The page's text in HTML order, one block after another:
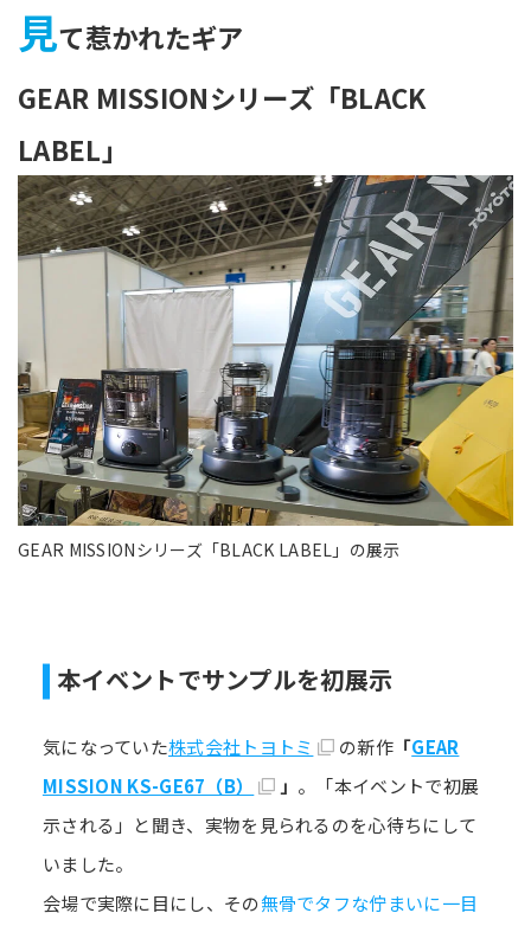
見て惹かれたギア
GEAR MISSIONシリーズ「BLACK
LABEL」
GEAR MISSIONシリーズ「BLACK LABEL」の展示
本イベントでサンプルを初展示
気になっていた株式会社トヨトミ の新作「GEAR
MISSION KS-GE67（B）
」 。「本イベントで初展
示される」と聞き、実物を見られるのを心待ちにして
いました。
会場で実際に目にし、その無骨でタフな佇まいに一目